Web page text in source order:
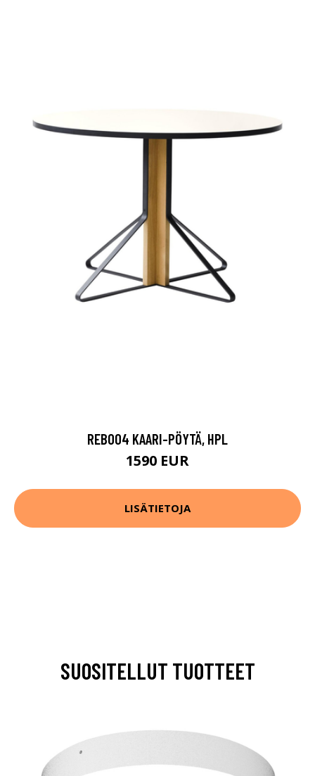
REB004 KAARI-PÖYTÄ, HPL
1590 EUR
LISÄTIETOJA
SUOSITELLUT TUOTTEET